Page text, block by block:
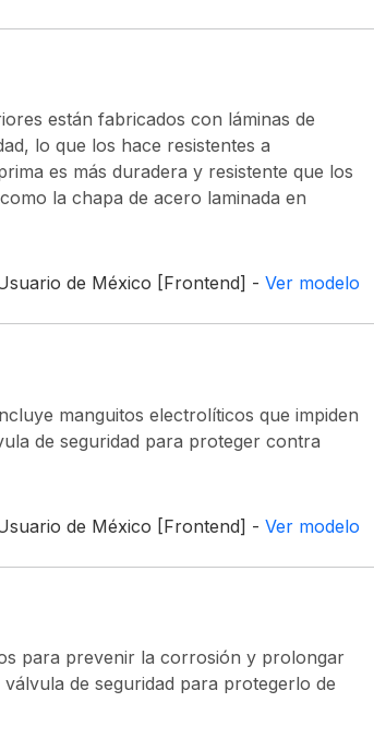
están fabricados con láminas de
lo que los hace resistentes a
es más duradera y resistente que los
la chapa de acero laminada en
de México [Frontend] - Ver modelo
manguitos electrolíticos que impiden
de seguridad para proteger contra
de México [Frontend] - Ver modelo
para prevenir la corrosión y prolongar
de seguridad para protegerlo de